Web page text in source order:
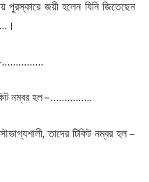
পুরস্কারে জয়ী হলেন যিনি জিতেছেন
– ……………
নম্বর হল – ……………
তাদের টিকিট নম্বর হল –